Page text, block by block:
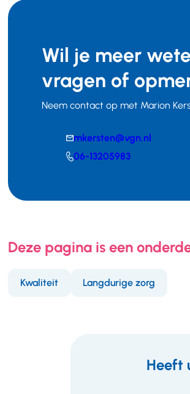
Wil je meer
vragen of
Neem contact op met Marion
mkersten@vgn.nl
Telefoonnummer
06-13205983
Deze pagina is een
Kwaliteit Langdurige zorg
Heeft